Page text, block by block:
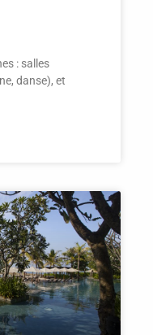
: salles
danse), et